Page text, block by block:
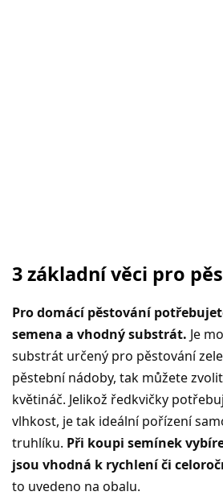
3 základní věci pro
Pro domácí pěstování
semena a vhodný substrát. Je
substrát určený pro pěstování
pěstební nádoby, tak můžete
květináč. Jelikož ředkvičky
vlhkost, je tak ideální pořízení
truhlíku. Při koupi semínek
jsou vhodná k rychlení či
to uvedeno na obalu.